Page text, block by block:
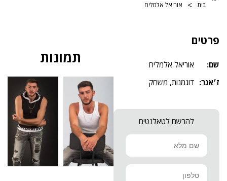
אוריאל אלמליח
אוריאל אלמליח
דוגמנות,משחק
להרשם לטאלנטים
תמונות